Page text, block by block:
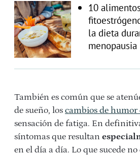
10
la dieta
menopausia
También es común que se
de sueño, los cambios de humor
sensación de fatiga. En
síntomas que resultan
en el día a día. Lo que sucede no